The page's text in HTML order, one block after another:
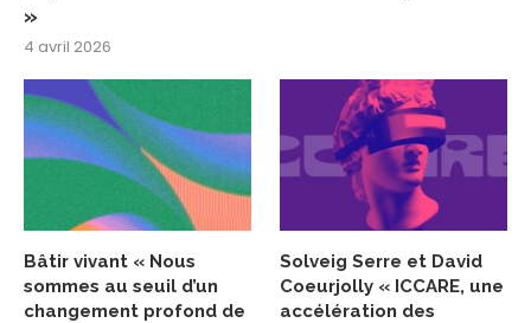
»
4 avril 2026
Bâtir vivant « Nous
sommes au seuil d’un
changement profond de
Solveig Serre et David
Coeurjolly « ICCARE, une
accélération des